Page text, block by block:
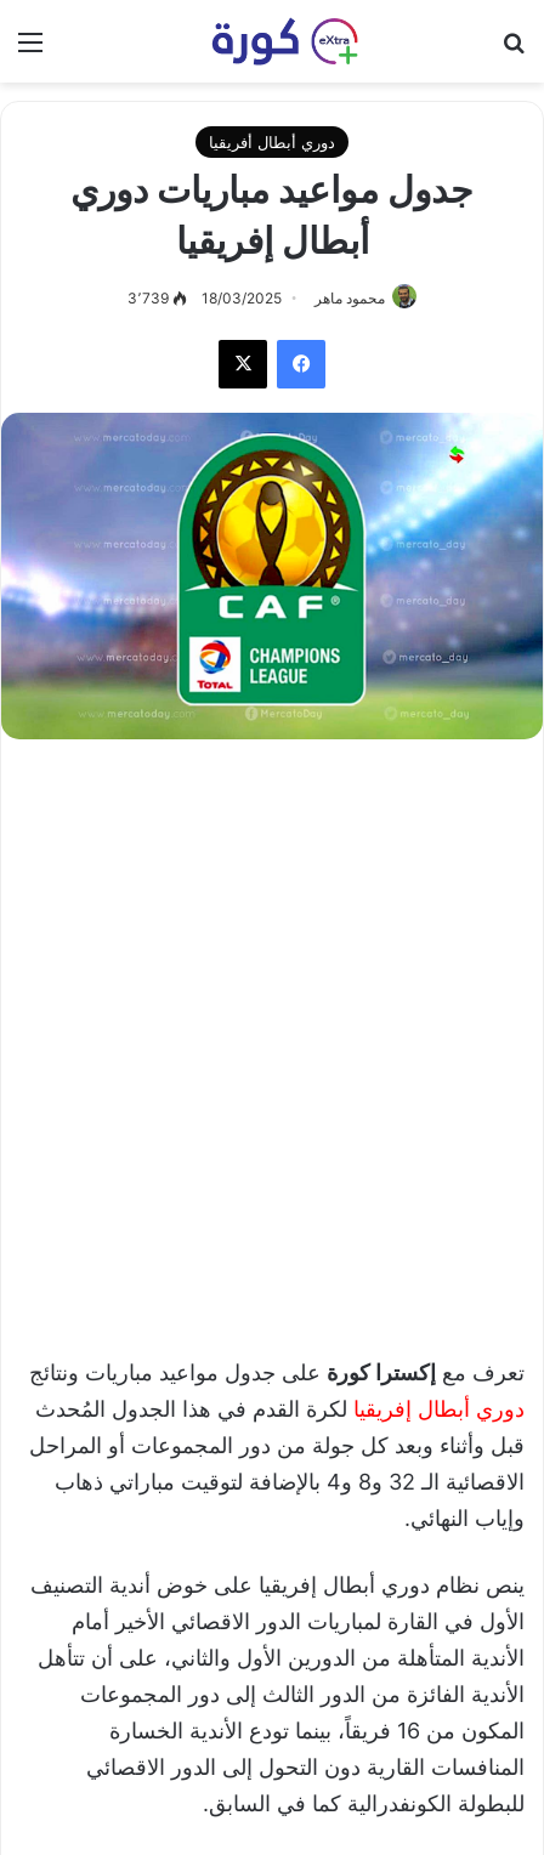
دوري أبطال أفريقيا
جدول مواعيد مباريات دوري
أبطال إفريقيا
محمود ماهر 18/03/2025 3٬739
فيسبوك
تعرف مع إكسترا كورة على جدول مواعيد مباريات ونتائج
دوري أبطال إفريقيا لكرة القدم في هذا الجدول المُحدث
قبل وأثناء وبعد كل جولة من دور المجموعات أو المراحل
الاقصائية الـ 32 و8 و4 بالإضافة لتوقيت مباراتي ذهاب
وإياب النهائي.
ينص نظام دوري أبطال إفريقيا على خوض أندية التصنيف
الأول في القارة لمباريات الدور الاقصائي الأخير أمام
الأندية المتأهلة من الدورين الأول والثاني، على أن تتأهل
الأندية الفائزة من الدور الثالث إلى دور المجموعات
المكون من 16 فريقاً، بينما تودع الأندية الخسارة
المنافسات القارية دون التحول إلى الدور الاقصائي
للبطولة الكونفدرالية كما في السابق.